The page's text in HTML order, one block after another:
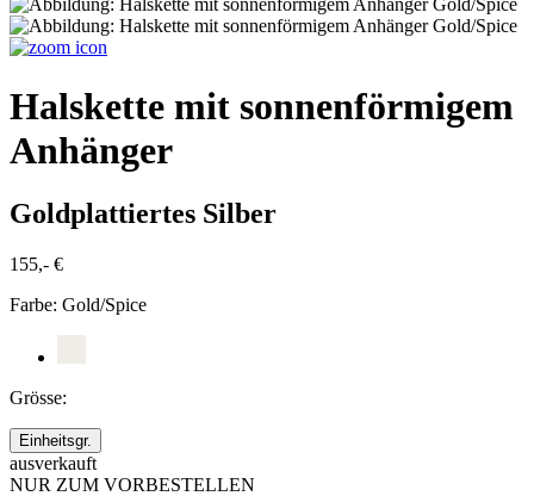
Halskette mit sonnenförmigem
Anhänger
Goldplattiertes Silber
155,- €
Farbe: Gold/Spice
Grösse:
Einheitsgr.
ausverkauft
NUR ZUM VORBESTELLEN